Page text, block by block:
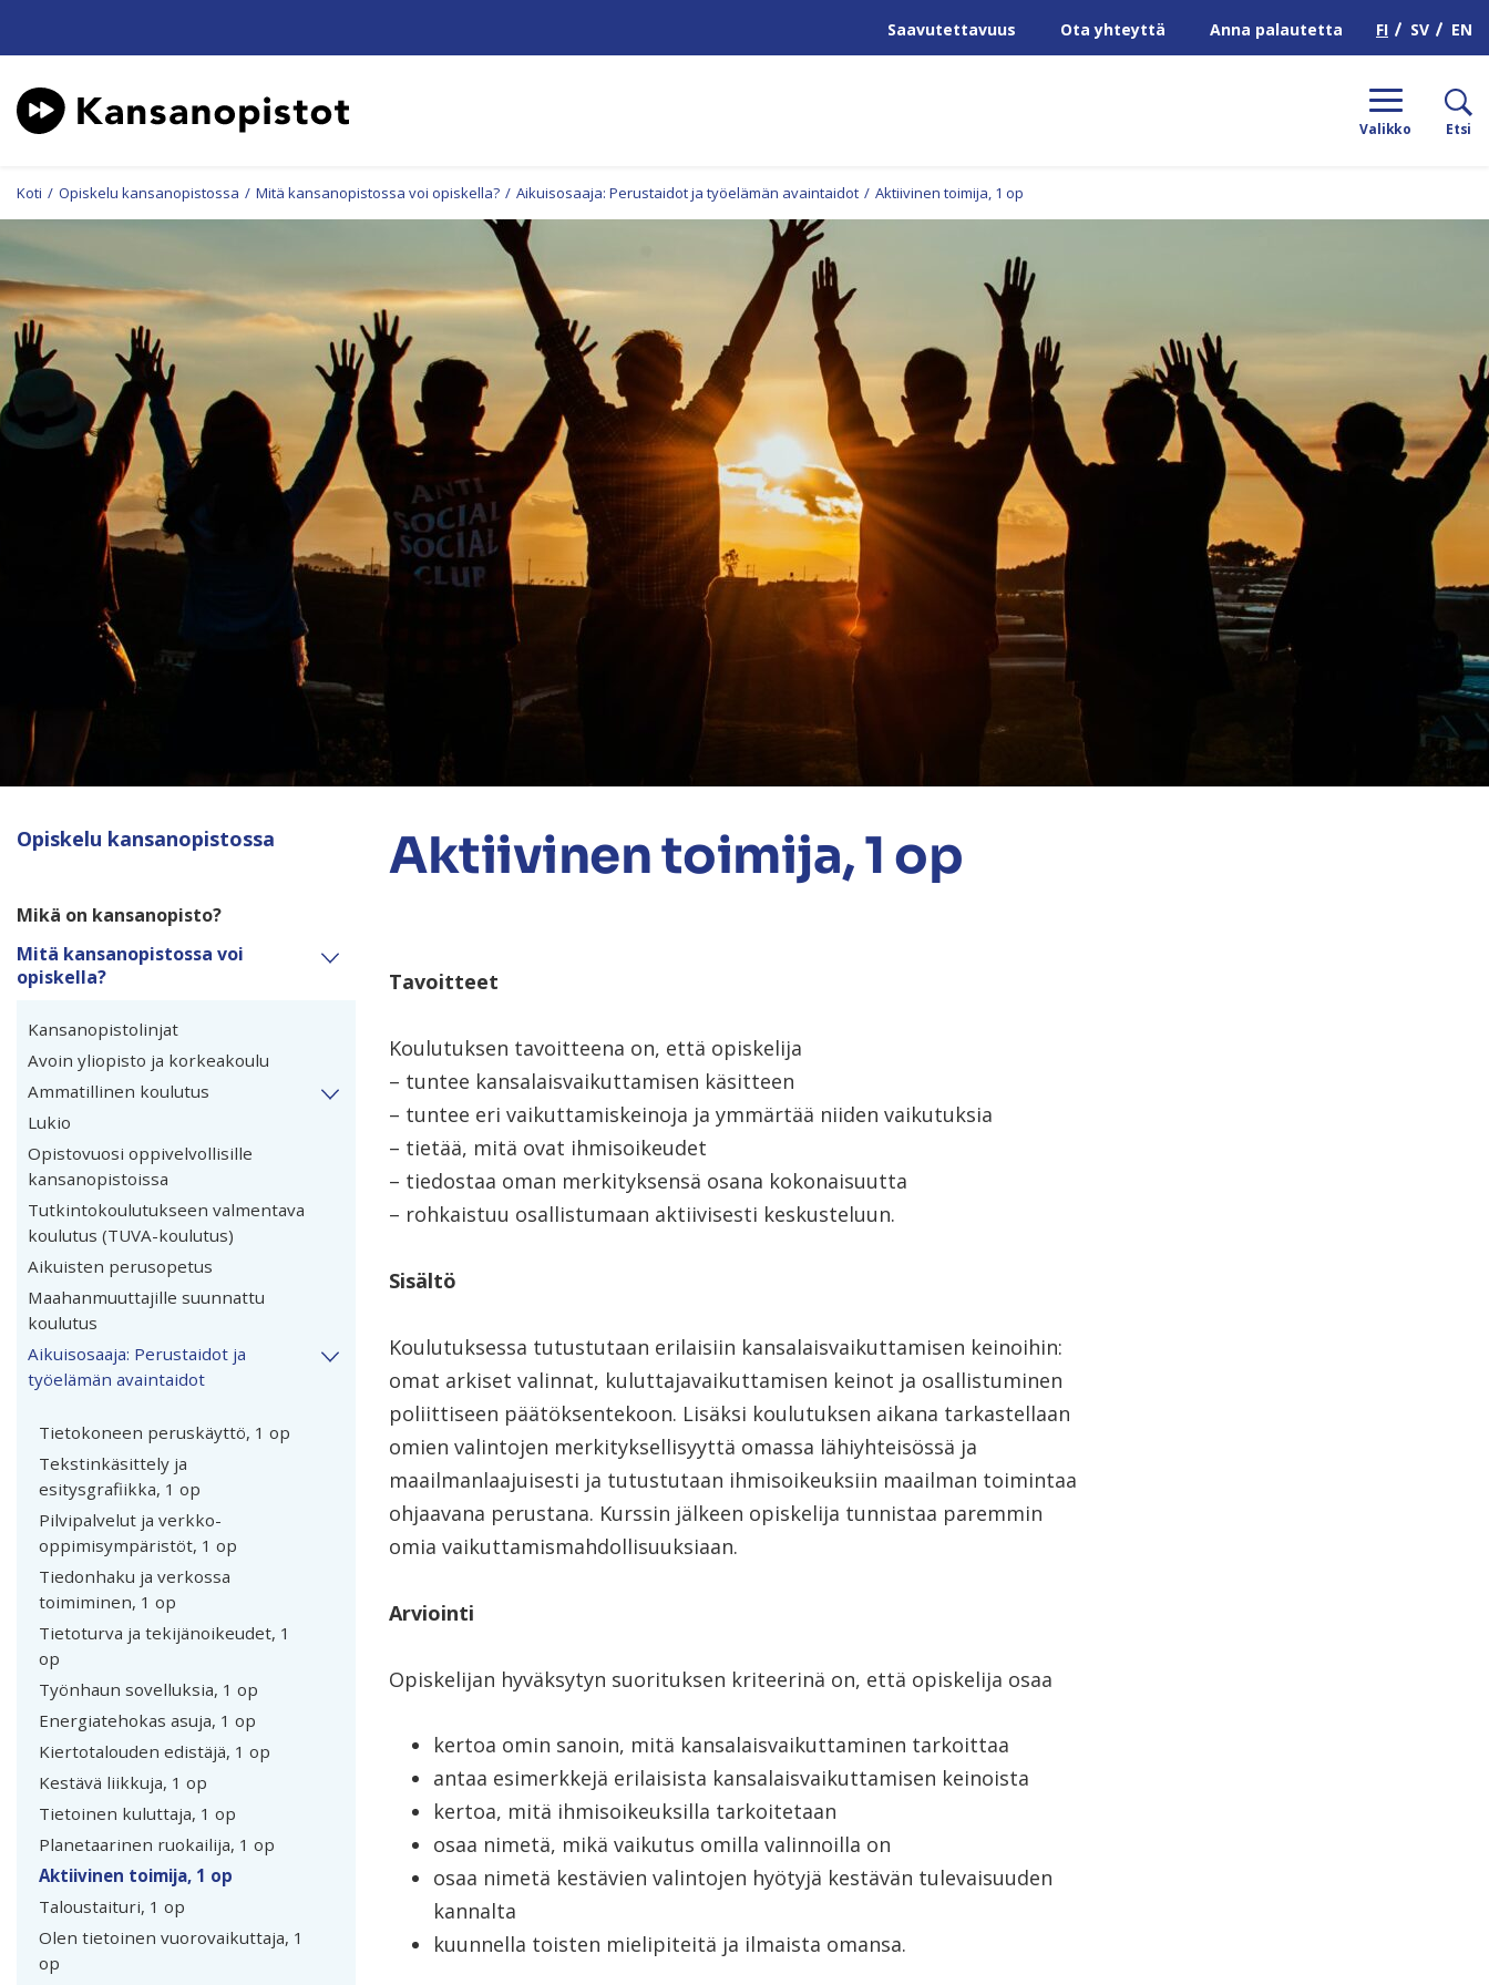
Saavutettavuus Ota yhteyttä Anna palautetta FI SV EN
Valikko Etsi
Koti / Opiskelu kansanopistossa / Mitä kansanopistossa voi opiskella? / Aikuisosaaja: Perustaidot ja työelämän avaintaidot / Aktiivinen toimija, 1 op
Opiskelu kansanopistossa
Mikä on kansanopisto?
Mitä kansanopistossa voi
opiskella?
Kansanopistolinjat
Avoin yliopisto ja korkeakoulu
Ammatillinen koulutus
Lukio
Opistovuosi oppivelvollisille
kansanopistoissa
Tutkintokoulutukseen valmentava
koulutus (TUVA-koulutus)
Aikuisten perusopetus
Maahanmuuttajille suunnattu
koulutus
Aikuisosaaja: Perustaidot ja
työelämän avaintaidot
Tietokoneen peruskäyttö, 1 op
Tekstinkäsittely ja
esitysgrafiikka, 1 op
Pilvipalvelut ja verkko-
oppimisympäristöt, 1 op
Tiedonhaku ja verkossa
toimiminen, 1 op
Tietoturva ja tekijänoikeudet, 1
op
Työnhaun sovelluksia, 1 op
Energiatehokas asuja, 1 op
Kiertotalouden edistäjä, 1 op
Kestävä liikkuja, 1 op
Tietoinen kuluttaja, 1 op
Planetaarinen ruokailija, 1 op
Aktiivinen toimija, 1 op
Taloustaituri, 1 op
Olen tietoinen vuorovaikuttaja, 1
op
Aktiivinen toimija, 1 op
Tavoitteet
Koulutuksen tavoitteena on, että opiskelija
– tuntee kansalaisvaikuttamisen käsitteen
– tuntee eri vaikuttamiskeinoja ja ymmärtää niiden vaikutuksia
– tietää, mitä ovat ihmisoikeudet
– tiedostaa oman merkityksensä osana kokonaisuutta
– rohkaistuu osallistumaan aktiivisesti keskusteluun.
Sisältö
Koulutuksessa tutustutaan erilaisiin kansalaisvaikuttamisen keinoihin:
omat arkiset valinnat, kuluttajavaikuttamisen keinot ja osallistuminen
poliittiseen päätöksentekoon. Lisäksi koulutuksen aikana tarkastellaan
omien valintojen merkityksellisyyttä omassa lähiyhteisössä ja
maailmanlaajuisesti ja tutustutaan ihmisoikeuksiin maailman toimintaa
ohjaavana perustana. Kurssin jälkeen opiskelija tunnistaa paremmin
omia vaikuttamismahdollisuuksiaan.
Arviointi
Opiskelijan hyväksytyn suorituksen kriteerinä on, että opiskelija osaa
kertoa omin sanoin, mitä kansalaisvaikuttaminen tarkoittaa
antaa esimerkkejä erilaisista kansalaisvaikuttamisen keinoista
kertoa, mitä ihmisoikeuksilla tarkoitetaan
osaa nimetä, mikä vaikutus omilla valinnoilla on
osaa nimetä kestävien valintojen hyötyjä kestävän tulevaisuuden
kannalta
kuunnella toisten mielipiteitä ja ilmaista omansa.